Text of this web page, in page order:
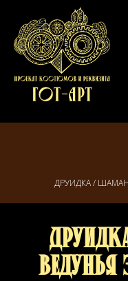
ДРУИДКА /
Ведунья